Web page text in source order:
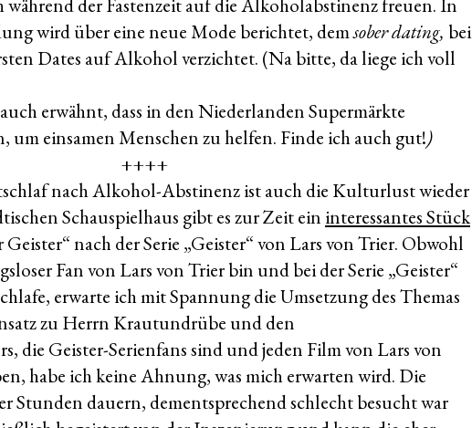
während der Fastenzeit auf die Alkoholabstinenz freuen. In
wird über eine neue Mode berichtet, demsober dating, bei
Dates auf Alkohol verzichtet. (Na bitte, da liege ich voll
erwähnt, dass in den Niederlanden Supermärkte
um einsamen Menschen zu helfen. Finde ich auch gut!)
++++
nach Alkohol-Abstinenz ist auch die Kulturlust wieder
Schauspielhaus gibt es zur Zeit ein interessantes Stück
nach der Serie „Geister“ von Lars von Trier. Obwohl
Fan von Lars von Trier bin und bei der Serie „Geister“
erwarte ich mit Spannung die Umsetzung des Themas
zu Herrn Krautundrübe und den
die Geister-Serienfans sind und jeden Film von Lars von
habe ich keine Ahnung, was mich erwarten wird. Die
dauern, dementsprechend schlecht besucht war